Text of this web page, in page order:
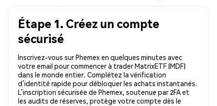
Étape 1. Créez un compte
sécurisé
Inscrivez-vous sur Phemex en quelques minutes avec
votre email pour commencer à trader MatrixETF (MDF)
dans le monde entier. Complétez la vérification
d’identité rapide pour débloquer les achats instantanés.
L’inscription sécurisée de Phemex, soutenue par 2FA et
les audits de réserves, protège votre compte dès le